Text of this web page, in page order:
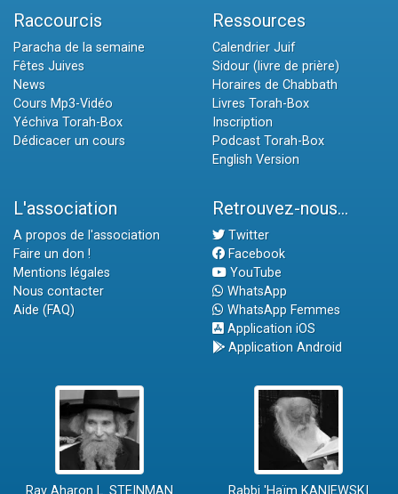
Raccourcis
Paracha de la semaine
Fêtes Juives
News
Cours Mp3-Vidéo
Yéchiva Torah-Box
Dédicacer un cours
Ressources
Calendrier Juif
Sidour (livre de prière)
Horaires de Chabbath
Livres Torah-Box
Inscription
Podcast Torah-Box
English Version
L'association
A propos de l'association
Faire un don !
Mentions légales
Nous contacter
Aide (FAQ)
Retrouvez-nous...
Twitter
Facebook
YouTube
WhatsApp
WhatsApp Femmes
Application iOS
Application Android